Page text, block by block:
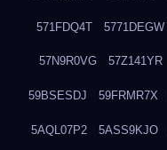
571FDQ4T 5771DEGW
57N9R0VG 57Z141YR
59BSESDJ 59FRMR7X
5AQL07P2 5ASS9KJO